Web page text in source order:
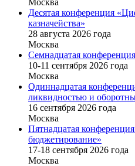
Десятая конференция
казначейства»
28 августа 2026 года
Москва
Семнадцатая
10-11 сентября 2026 года
Москва
Одиннадцатая
ликвидностью и
16 cентября 2026 года
Москва
Пятнадцатая
бюджетирование»
17-18 сентября 2026 года
Москва